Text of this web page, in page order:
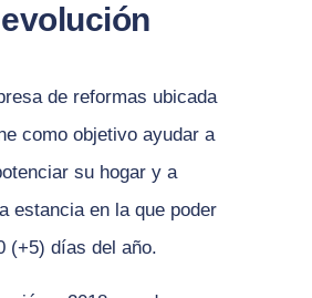
de reformas ubicada
como objetivo ayudar a
su hogar y a
estancia en la que poder
(+5) días del año.